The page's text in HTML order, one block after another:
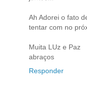
Ah Adorei o fato
tentar com no
Muita LUz e Paz
abraços
Responder